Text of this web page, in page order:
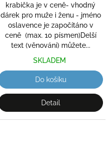
krabička je v ceně- vhodný
dárek pro muže i ženu - jméno
oslavence je započítáno v
ceně (max. 10 písmen)Delší
text (věnování) můžete...
SKLADEM
Do košíku
Detail